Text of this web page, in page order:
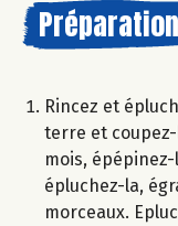
Préparation
Rincez et
terre et
mois,
épluchez-la,
morceaux.